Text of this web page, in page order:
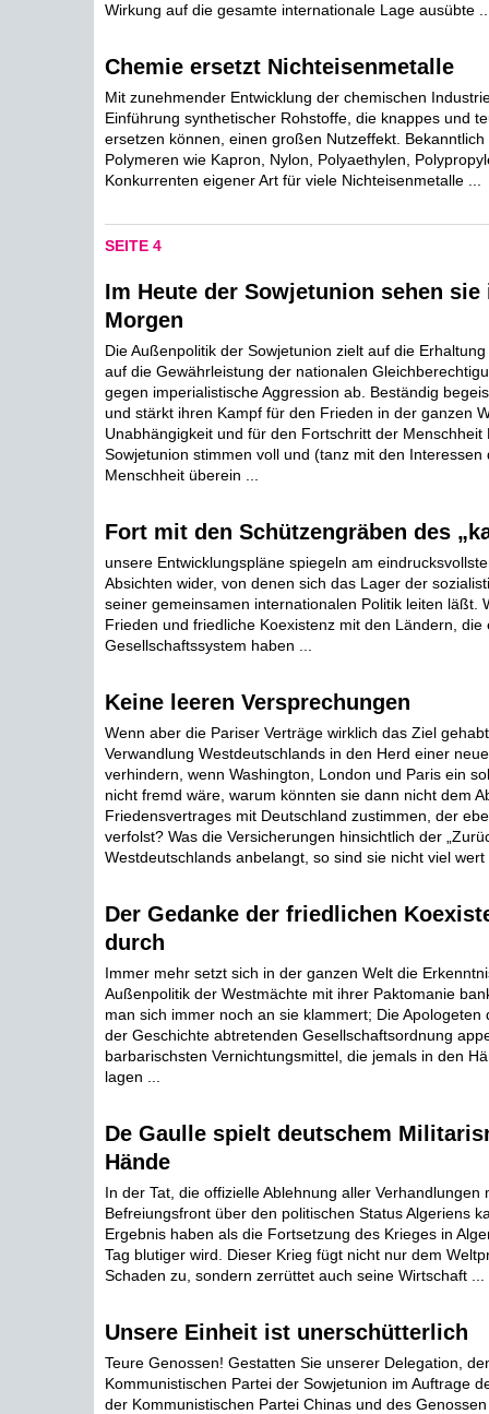
Wirkung auf die gesamte internationale Lage ausübte
Chemie ersetzt Nichteisenmetalle
Mit zunehmender Entwicklung der chemischen
Einführung synthetischer Rohstoffe, die knappes und
ersetzen können, einen großen Nutzeffekt.
Polymeren wie Kapron, Nylon, Polyaethylen,
Konkurrenten eigener Art für viele Nichteisenmetalle ...
SEITE 4
Im Heute der Sowjetunion sehen sie
Morgen
Die Außenpolitik der Sowjetunion zielt auf die
auf die Gewährleistung der nationalen
gegen imperialistische Aggression ab. Beständig
und stärkt ihren Kampf für den Frieden in der ganzen
Unabhängigkeit und für den Fortschritt der Menschheit
Sowjetunion stimmen voll und (tanz mit den Interessen
Menschheit überein ...
Fort mit den Schützengräben des
unsere Entwicklungspläne spiegeln am
Absichten wider, von denen sich das Lager der
seiner gemeinsamen internationalen Politik leiten läßt.
Frieden und friedliche Koexistenz mit den Ländern, die
Gesellschaftssystem haben ...
Keine leeren Versprechungen
Wenn aber die Pariser Verträge wirklich das Ziel
Verwandlung Westdeutschlands in den Herd einer
verhindern, wenn Washington, London und Paris ein
nicht fremd wäre, warum könnten sie dann nicht dem
Friedensvertrages mit Deutschland zustimmen, der
verfolst? Was die Versicherungen hinsichtlich der
Westdeutschlands anbelangt, so sind sie nicht viel wert
Der Gedanke der friedlichen
durch
Immer mehr setzt sich in der ganzen Welt die
Außenpolitik der Westmächte mit ihrer Paktomanie
man sich immer noch an sie klammert; Die Apologeten
der Geschichte abtretenden Gesellschaftsordnung
barbarischsten Vernichtungsmittel, die jemals in den
lagen ...
De Gaulle spielt deutschem
Hände
In der Tat, die offizielle Ablehnung aller Verhandlungen
Befreiungsfront über den politischen Status Algeriens
Ergebnis haben als die Fortsetzung des Krieges in
Tag blutiger wird. Dieser Krieg fügt nicht nur dem
Schaden zu, sondern zerrüttet auch seine Wirtschaft ...
Unsere Einheit ist unerschütterlich
Teure Genossen! Gestatten Sie unserer Delegation,
Kommunistischen Partei der Sowjetunion im Auftrage
der Kommunistischen Partei Chinas und des